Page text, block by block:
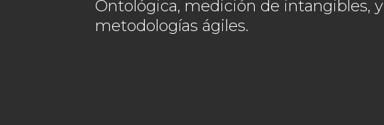
Ontológica, medición de intangibles, y
metodologías ágiles.